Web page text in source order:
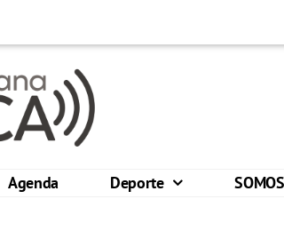
Agenda Deporte